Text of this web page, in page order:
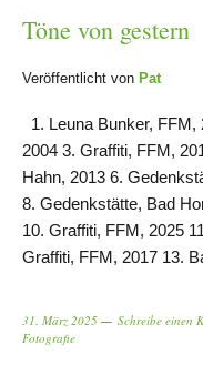
Töne von gestern
Veröffentlicht von Pat
1. Leuna Bunker,
2004 3. Graffiti, FFM,
Hahn, 2013 6.
8. Gedenkstätte, Bad
10. Graffiti, FFM, 2025
Graffiti, FFM, 2017 13.
31. März 2025
Schreibe einen
Fotografie